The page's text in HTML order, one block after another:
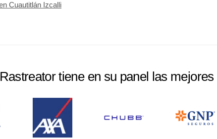
Cuautitlán Izcalli
Rastreator tiene en su panel las